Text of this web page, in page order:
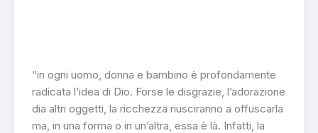
“in ogni uomo, donna e bambino è profondamente
radicata l’idea di Dio. Forse le disgrazie, l’adorazione
dia altri oggetti, la ricchezza riusciranno a offuscarla
ma, in una forma o in un’altra, essa è là. Infatti, la